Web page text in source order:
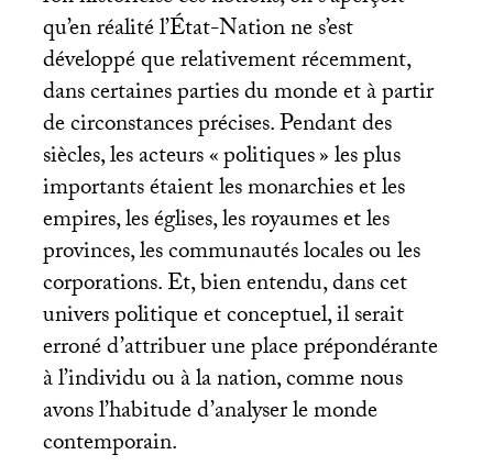
qu’en réalité l’État-Nation ne s’est
développé que relativement récemment,
dans certaines parties du monde et à partir
de circonstances précises. Pendant des
siècles, les acteurs «politiques» les plus
importants étaient les monarchies et les
empires, les églises, les royaumes et les
provinces, les communautés locales ou les
corporations. Et, bien entendu, dans cet
univers politique et conceptuel, il serait
erroné d’attribuer une place prépondérante
à l’individu ou à la nation, comme nous
avons l’habitude d’analyser le monde
contemporain.